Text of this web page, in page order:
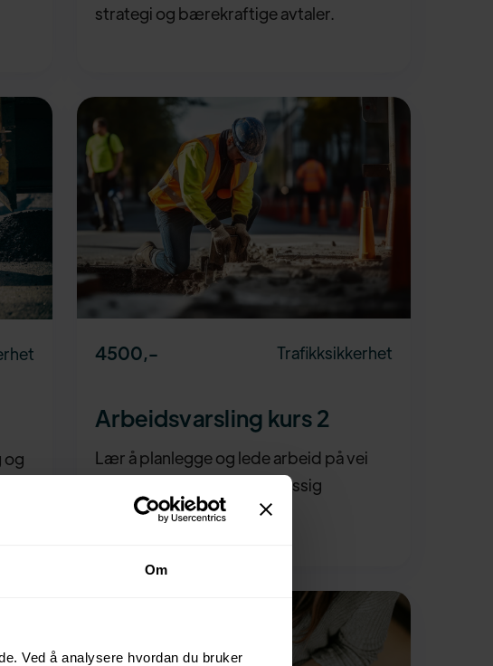
Om
Ved å analysere hvordan du bruker
strategi og bærekraftige avtaler.
og
4500,- Trafikksikkerhet
Arbeidsvarsling kurs 2
Lær å planlegge og lede arbeid på vei
med trygg og forskriftsmessig
arbeidsvarsling.